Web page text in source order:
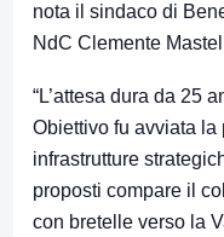
nota il sindaco di
NdC Clemente
“L’attesa dura da 25
Obiettivo fu avviata
infrastrutture
proposti compare il
con bretelle verso la